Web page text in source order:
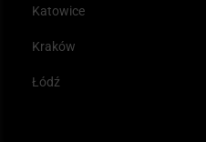
Katowice
Kraków
Łódź